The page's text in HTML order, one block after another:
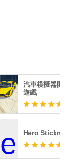
汽車模擬器開
遊戲
Hero